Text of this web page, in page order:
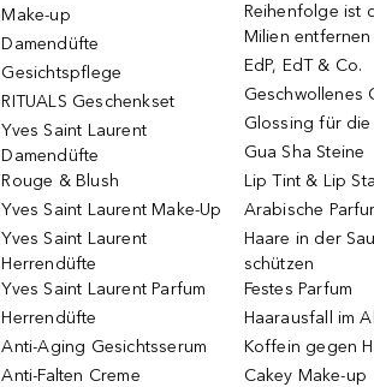
Make-up
Damendüfte
Gesichtspflege
RITUALS Geschenkset
Yves Saint Laurent
Damendüfte
Rouge & Blush
Yves Saint Laurent Make-Up
Yves Saint Laurent
Herrendüfte
Yves Saint Laurent Parfum
Herrendüfte
Anti-Aging Gesichtsserum
Anti-Falten Creme
Reihenfolge ist
Milien entfernen
EdP, EdT & Co.
Geschwollenes
Glossing für die
Gua Sha Steine
Lip Tint & Lip
Arabische
Haare in der
schützen
Festes Parfum
Haarausfall im
Koffein gegen
Cakey Make-up